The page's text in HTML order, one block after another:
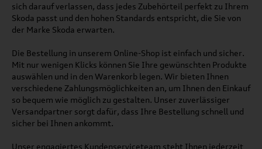
sich darauf verlassen, dass jedes Zubehörteil perfekt zu Ihrem
Skoda passt und den hohen Standards entspricht, die Sie von
der Marke Skoda erwarten.
Die Bestellung in unserem Online-Shop ist einfach und sicher.
Mit nur wenigen Klicks können Sie Ihre gewünschten Produkte
auswählen und in den Warenkorb legen. Wir bieten Ihnen
verschiedene Zahlungsmöglichkeiten an, um Ihnen den Einkauf
so bequem wie möglich zu gestalten. Unser zuverlässiger
Versandpartner sorgt dafür, dass Ihre Bestellung schnell und
sicher bei Ihnen ankommt.
Unser engagiertes Kundenserviceteam steht Ihnen jederzeit